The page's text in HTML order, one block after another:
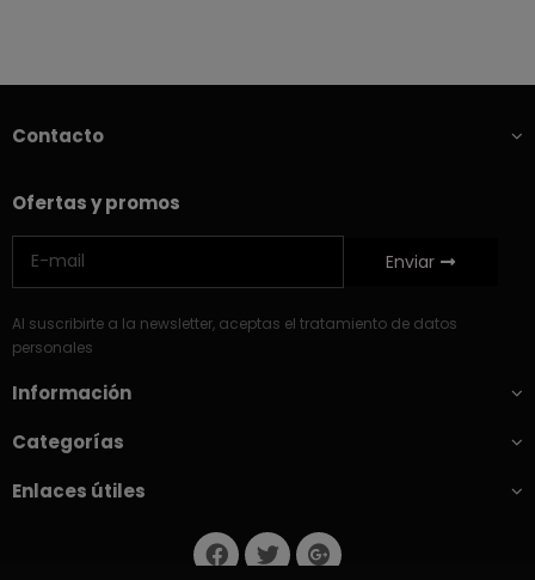
Contacto
Ofertas y promos
Enviar
Al suscribirte a la newsletter, aceptas el tratamiento de datos
personales
Información
Categorías
Enlaces útiles